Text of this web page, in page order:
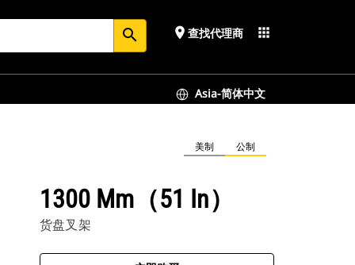
search place 查找代理商 apps
Asia-简体中文
美制 公制
1300 Mm（51 In）
货盘叉架